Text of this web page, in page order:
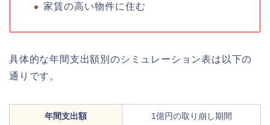
家賃の高い物件に住む
具体的な年間支出額別のシミュレーション表は以下の
通りです。
年間支出額 1億円の取り崩し期間